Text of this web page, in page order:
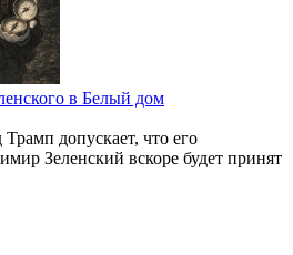
в Белый дом
допускает, что его
Зеленский вскоре будет принят